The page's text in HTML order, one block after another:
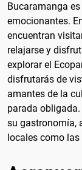
Bucaramanga
emocionantes.
encuentran
relajarse y
explorar el
disfrutarás de
amantes de la
parada
su gastronomía,
locales como